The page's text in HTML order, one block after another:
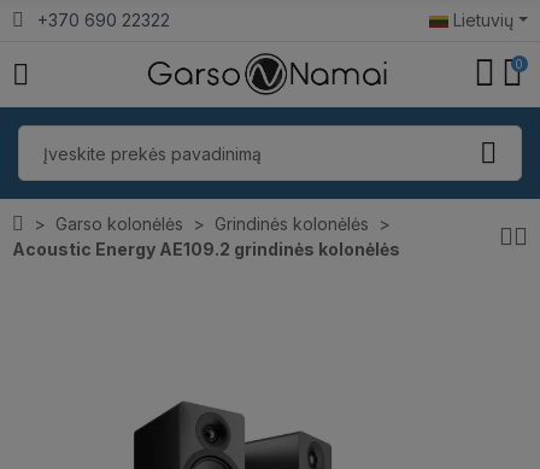
+370 690 22322 Lietuvių
0
Garso kolonėlės
Grindinės kolonėlės
Acoustic Energy AE109.2 grindinės kolonėlės